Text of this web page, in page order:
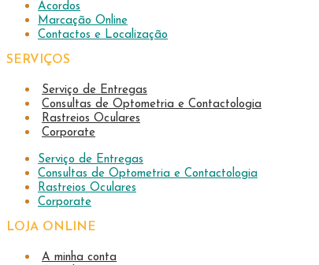
Acordos
Marcação Online
Contactos e Localização
SERVIÇOS
Serviço de Entregas
Consultas de Optometria e Contactologia​
Rastreios Oculares
Corporate
Serviço de Entregas
Consultas de Optometria e Contactologia​
Rastreios Oculares
Corporate
LOJA ONLINE
A minha conta